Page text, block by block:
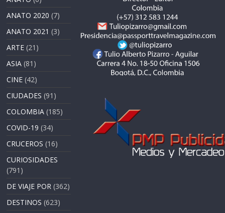
ANATO 2020 (7)
ANATO 2021 (3)
ARTE (21)
ASIA (81)
CINE (42)
CIUDADES (91)
COLOMBIA (185)
COVID-19 (34)
CRUCEROS (16)
CURIOSIDADES
(791)
DE VIAJE POR (362)
DESTINOS (623)